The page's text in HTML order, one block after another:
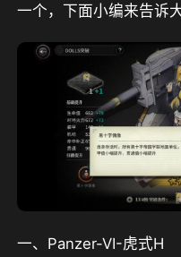
一个，下面小编来告诉
一、Panzer-VI-虎式H